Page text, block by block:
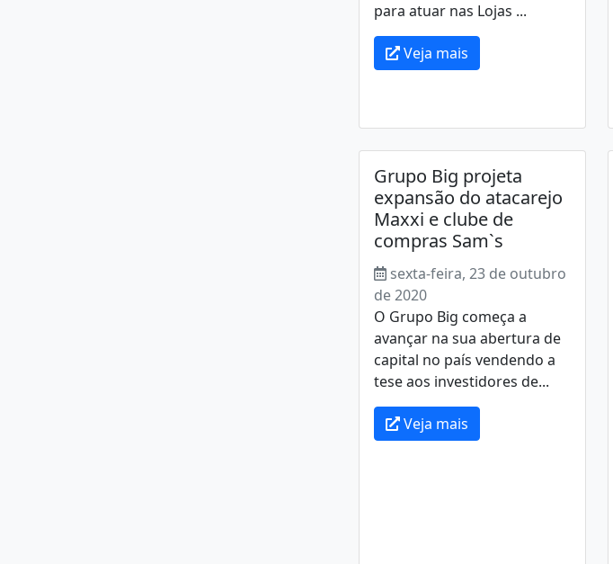
para atuar nas Lojas ...
Veja mais
Grupo Big projeta
expansão do atacarejo
Maxxi e clube de
compras Sam`s
sexta-feira, 23 de outubro
de 2020
O Grupo Big começa a
avançar na sua abertura de
capital no país vendendo a
tese aos investidores de...
Veja mais